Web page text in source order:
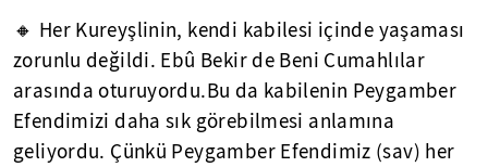
🔸 Her Kureyşlinin, kendi kabilesi içinde yaşaması
zorunlu değildi. Ebû Bekir de Beni Cumahlılar
arasında oturuyordu.Bu da kabilenin Peygamber
Efendimizi daha sık görebilmesi anlamına
geliyordu. Çünkü Peygamber Efendimiz (sav) her